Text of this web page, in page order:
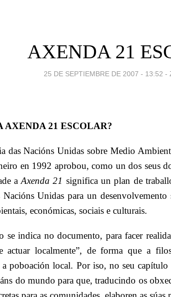
AXENDA 21
25 DE SEPTIEMBRE DE 2007 - 13:52 -
AXENDA 21 ESCOLAR?
das Nacións Unidas sobre Medio
en 1992 aprobou, como un dos seus
aAxenda 21 significa un plan de
Nacións Unidas para un
económicas, sociais e culturais.
se indica no documento, para facer
actuar localmente”, de forma que a
a poboación local. Por iso, no seu
do mundo para que, traducindo os